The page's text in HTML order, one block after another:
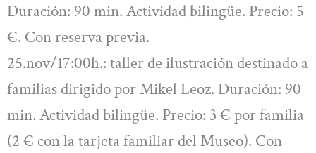
Duración: 90 min. Actividad bilingüe. Precio: 5
€. Con reserva previa.
25.nov/17:00h.: taller de ilustración destinado a
familias dirigido por Mikel Leoz. Duración: 90
min. Actividad bilingüe. Precio: 3 € por familia
(2 € con la tarjeta familiar del Museo). Con